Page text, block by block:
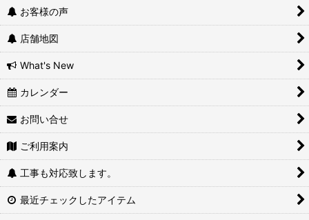
お客様の声
店舗地図
What's New
カレンダー
お問い合せ
ご利用案内
工事も対応致します。
最近チェックしたアイテム